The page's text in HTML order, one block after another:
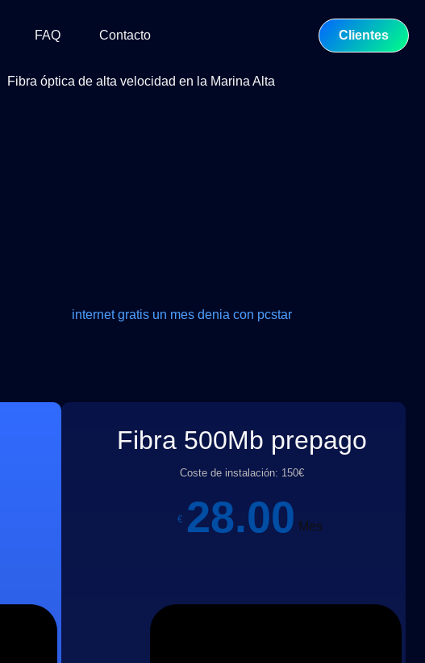
FAQ Contacto Clientes
Fibra 500Mb prepago
Coste de instalación: 150€
€ 28.00 Mes